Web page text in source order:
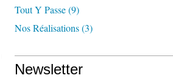
Tout Y Passe(9)
Nos Réalisations(3)
Newsletter